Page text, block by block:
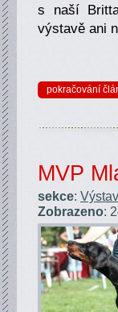
s naší
výstavě ani
pokračování
MVP
sekce:
Zobrazeno: